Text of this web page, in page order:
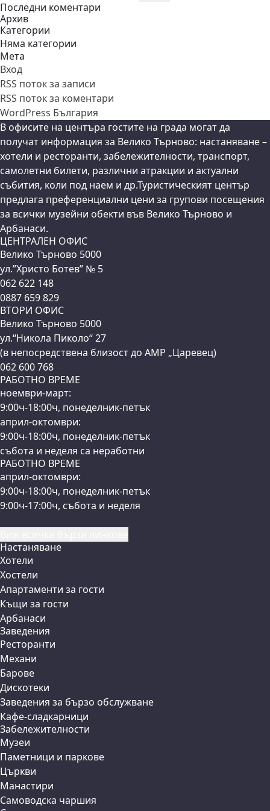
Последни коментари
Архив
Категории
Няма категории
Мета
Вход
RSS поток за записи
RSS поток за коментари
WordPress България
В офисите на центъра гостите на града могат да
получат информация за Велико Търново: настаняване –
хотели и ресторанти, забележителности, транспорт,
самолетни билети, различни атракции и актуални
събития, коли под наем и др.Туристическият център
предлага преференциални цени за групови посещения
за всички музейни обекти във Велико Търново и
Арбанаси.
ЦЕНТРАЛЕН ОФИС
Велико Търново 5000
ул.”Христо Ботев” № 5
062 622 148
0887 659 829
ВТОРИ ОФИС
Велико Търново 5000
ул.“Никола Пиколо“ 27
(в непосредствена близост до АМР „Царевец)
062 600 768
РАБОТНО ВРЕМЕ
ноември-март:
9:00ч-18:00ч, понеделник-петък
април-октомври:
9:00ч-18:00ч, понеделник-петък
събота и неделя са неработни
РАБОТНО ВРЕМЕ
април-октомври:
9:00ч-18:00ч, понеделник-петък
9:00ч-17:00ч, събота и неделя
Настаняване
Хотели
Хостели
Апартаменти за гости
Къщи за гости
Арбанаси
Заведения
Ресторанти
Механи
Барове
Дискотеки
Заведения за бързо обслужване
Кафе-сладкарници
Забележителности
Музеи
Паметници и паркове
Църкви
Манастири
Самоводска чаршия